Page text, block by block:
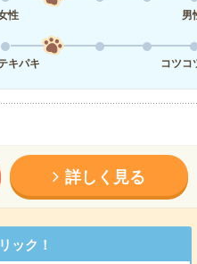
性
男
キパキ
コツコ
詳しく見る
ック！